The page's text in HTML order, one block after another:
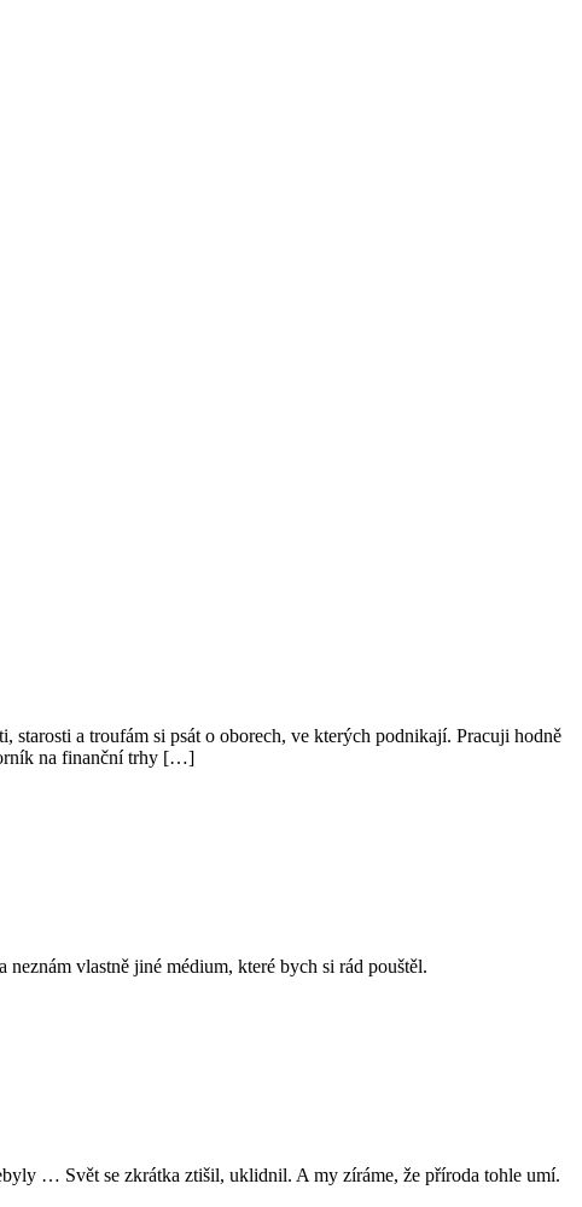
starosti a troufám si psát o oborech, ve kterých podnikají. Pracuji hodně
na finanční trhy […]
vlastně jiné médium, které bych si rád pouštěl.
… Svět se zkrátka ztišil, uklidnil. A my zíráme, že příroda tohle umí.